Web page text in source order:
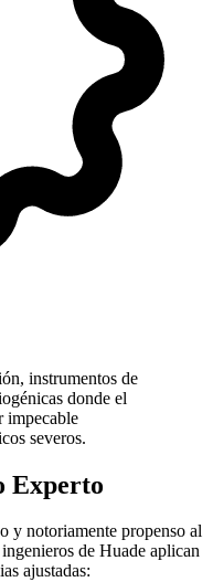
instrumentos de
donde el
impecable
severos.
Experto
y notoriamente propenso al
de Huade aplican
ajustadas: